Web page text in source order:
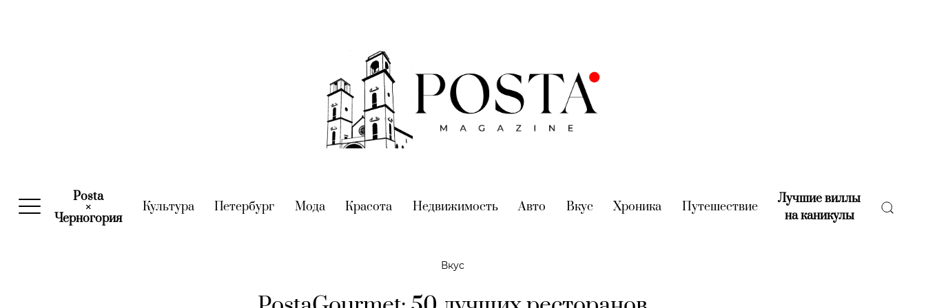
Posta
×
Черногория(current)
Культура(current)
Петербург (current)
Мода(current)
Красота (current)
Недвижимость(current)
Авто (current)
Вкус (current)
Хроника (current)
Путешествие(current)
Лучшие виллы
на каникулы(current)
Вкус